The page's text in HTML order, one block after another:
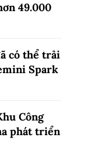
49.000
có thể trải
Spark
Công
phát triển